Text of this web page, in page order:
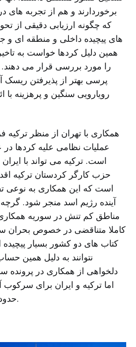
برخوردارند و هم از تجربه های
که چگونه ارزیابی دقیقی از
های پیچیده داخلی و منطقه ای و
همین دلیل کردها خواست به
را مورد بررسی قرار می دهند.
پرسی بهتر از پذیرفتن ریسک
رویارویی سنگین و پرهزینه با
همکاری با تهران از منظر ترکیه
عملیات نظامی علیه کردها
است. ترکیه می تواند با
حزب کارگر کردستان ترکیه
است که این همکاری به نوعی
آینده رژیم اسد منجر شود. گرچه
مناطق کم تنش در سوریه همکاری
کاملا متناقضی در خصوص بحران
کتاب های دو کشور بسیار
نتوانند به دلیل همین
دلخواهی از همکاری در پرونده
اما ترکیه و ایران برای
حدودی را کنار می گذارند.